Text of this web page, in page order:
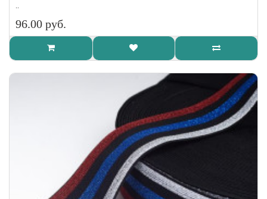
..
96.00 руб.